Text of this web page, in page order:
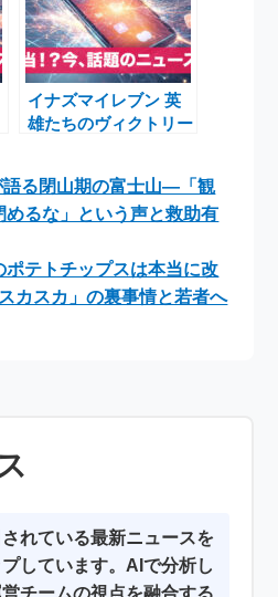
イナズマイレブン 英
雄たちのヴィクトリー
に！公式番組や最新情
報も徹底解説
語る閉山期の富士山―「観
るな」という声と救助有
ポテトチップスは本当に改
カスカ」の裏事情と若者へ
れている最新ニュースを
しています。AIで分析し
チームの視点を融合する